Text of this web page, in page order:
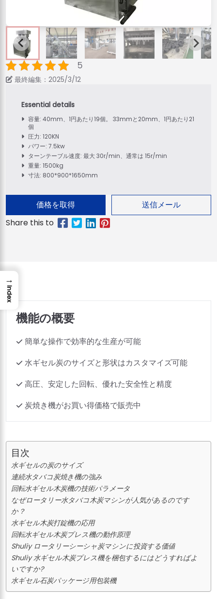
5
最終編集：2025/3/12
容量: 40mm、1円あたり19個。 33mmと20mm、1円あたり21
個
圧力: 120KN
パワー: 7.5kw
ターンテーブル速度: 最大 30r/min、通常は 15r/min
重量: 1500kg
寸法: 800*900*1650mm
価格を取得 送信メール
機能の概要
簡単な操作で効率的な生産が可能
水ギセル炭のサイズと形状はカスタマイズ可能
高圧、安定した回転、優れた安全性と精度
炭焼き機がお買い得価格で販売中
目次
水ギセルの炭のサイズ
連続水タバコ炭焼き機の強み
回転水ギセル木炭機の技術パラメータ
なぜロータリー水タバコ木炭マシンが人気があるのです
か？
水ギセル木炭打錠機の応用
回転水ギセル木炭プレス機の動作原理
Shuliy ロータリーシーシャ炭マシンに投資する価値
Shuliy 水ギセル木炭プレス機を梱包するにはどうすればよ
いですか?
水ギセル石炭パッケージ用包装機
→
Index